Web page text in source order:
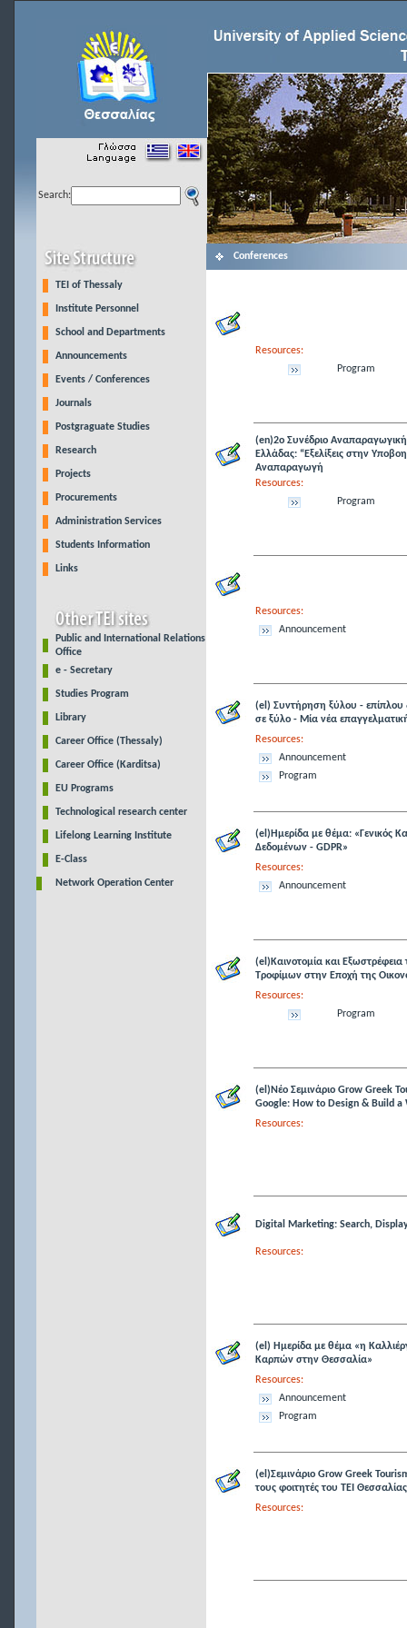
Search:
TEI of Thessaly
Institute Personnel
School and Departments
Announcements
Events / Conferences
Journals
Postgraguate Studies
Research
Projects
Procurements
Administration Services
Students Information
Links
Public and International Relations
Office
e - Secretary
Studies Program
Library
Career Office (Thessaly)
Career Office (Karditsa)
EU Programs
Technological research center
Lifelong Learning Institute
E-Class
Network Operation Center
Conferences
Resources:
Program
(en)2ο Συνέδριο
Ελλάδας: “Εξελίξεις στην
Αναπαραγωγή
Resources:
Program
Resources:
Announcement
(el) Συντήρηση ξύλου -
σε ξύλο - Μία νέα
Resources:
Announcement
Program
(el)Ημερίδα με θέμα: «Γενικός
Δεδομένων - GDPR»
Resources:
Announcement
(el)Καινοτομία και Εξωστρέφεια
Τροφίμων στην Εποχή της
Resources:
Program
(el)Νέο Σεμινάριο Grow Greek
Google: How to Design & Build a
Resources:
Digital Marketing: Search,
Resources:
(el) Ημερίδα με θέμα «η
Καρπών στην Θεσσαλία»
Resources:
Announcement
Program
(el)Σεμινάριο Grow Greek
τους φοιτητές του ΤΕΙ Θεσσαλίας
Resources: